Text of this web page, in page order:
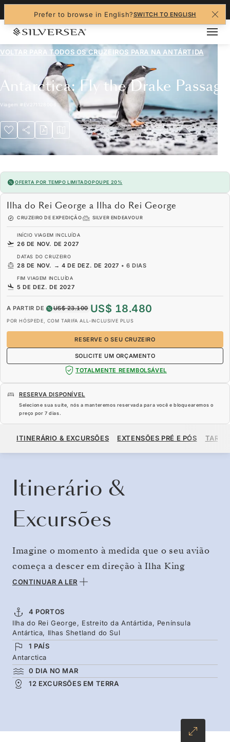
Prefer to browse in English?SWITCH TO ENGLISH
VOLTAR PARA TODOS OS CRUZEIROS PARA NA ANTÁRTIDA
Antarctica: Fly the Drake Passage
Viagem # EV271128006
OFERTA POR TEMPO LIMITADOPOUPE 20%
Ilha do Rei George a Ilha do Rei George
CRUZEIRO DE EXPEDIÇÃO SILVER ENDEAVOUR
INÍCIO VIAGEM INCLUÍDA
26 DE NOV. DE 2027
DATAS DO CRUZEIRO
28 DE NOV. → 4 DE DEZ. DE 2027 • 6 DIAS
FIM VIAGEM INCLUÍDA
5 DE DEZ. DE 2027
A PARTIR DE US$ 23.100 US$ 18.480
POR HÓSPEDE, COM TARIFA ALL-INCLUSIVE PLUS
RESERVE O SEU CRUZEIRO
SOLICITE UM ORÇAMENTO
TOTALMENTE REEMBOLSÁVEL
RESERVA DISPONÍVEL
Selecione sua suíte, nós a manteremos reservada para você e bloquearemos o
preço por 7 dias.
A PARTIR DE US$ 18.480
ITINERÁRIO & EXCURSÕES EXTENSÕES PRÉ E PÓS
Itinerário &
Excursões
Imagine o momento à medida que o seu avião
começa a descer em direção à Ilha King
George, marcando a sua chegada à verdadeira
poderá passar mais tempo imerso no próprio
Continente Branco. Cada dia será dedicado a
explorar os icebergues imponentes do Estreito
da Antártica e a vida selvagem da Península e
das Ilhas Shetland do Sul. Explore a região à
medida que as crias de pinguim eclodem, as
horas do dia se prolongam até à meia-noite.
CONTINUAR A LER
4 PORTOS
Ilha do Rei George, Estreito da Antártida, Península
Antártica, Ilhas Shetland do Sul
1 PAÍS
Antarctica
0 DIA NO MAR
12 EXCURSÕES EM TERRA